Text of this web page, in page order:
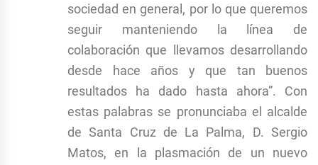
sociedad en general, por lo que queremos
seguir manteniendo la línea de
colaboración que llevamos desarrollando
desde hace años y que tan buenos
resultados ha dado hasta ahora”. Con
estas palabras se pronunciaba el alcalde
de Santa Cruz de La Palma, D. Sergio
Matos, en la plasmación de un nuevo